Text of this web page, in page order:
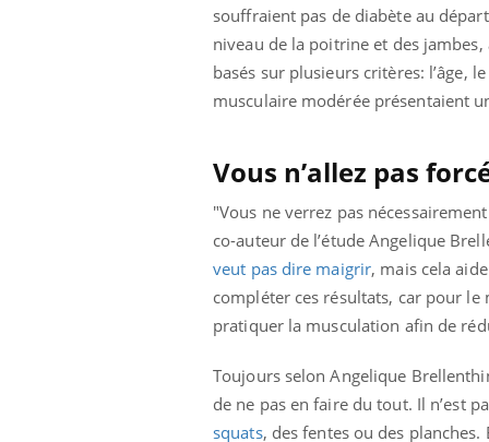
souffraient pas de diabète au
niveau de la poitrine et des
basés sur plusieurs critères: l’âge,
musculaire modérée présentaient
Vous n’allez pas
"Vous ne verrez pas
co-auteur de l’étude Angelique
veut pas dire maigrir, mais cela
compléter ces résultats, car pour
pratiquer la musculation afin de
Toujours selon Angelique
de ne pas en faire du tout. Il n’est
squats, des fentes ou des